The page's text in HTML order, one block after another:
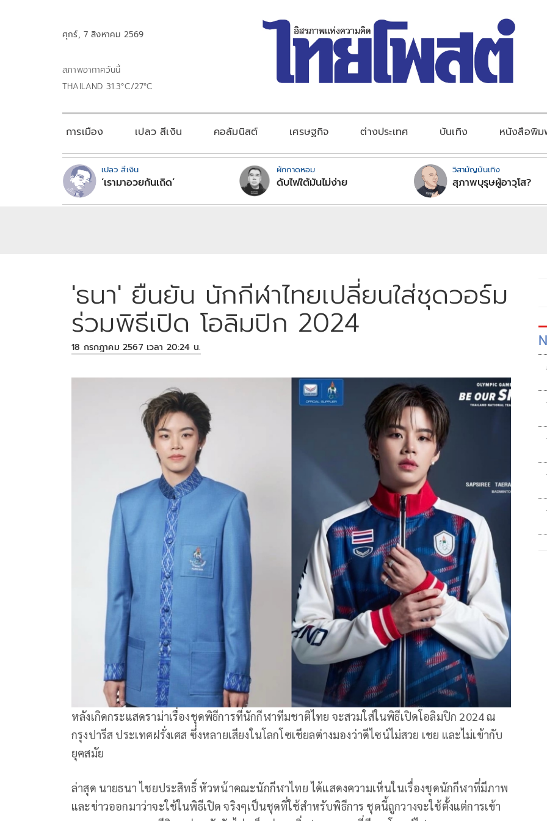
ศุกร์, 7 สิงหาคม 2569
สภาพอากาศวันนี้
THAILAND 31.3°C/27°C
การเมือง เปลว สีเงิน คอลัมนิสต์ เศรษฐกิจ ต่างประเทศ บันเทิง หนังสือพิ
เปลว สีเงิน
‘เรามาอวยกันเถิด’
ผักกาดหอม
ดับไฟใต้มันไม่ง่าย
วิสามัญบันเทิง
สุภาพบุรุษผู้อาวุโส?
'ธนา' ยืนยัน นักกีฬาไทยเปลี่ยนใส่ชุดวอร์ม
ร่วมพิธีเปิด โอลิมปิก 2024
18 กรกฎาคม 2567 เวลา 20:24 น.
หลังเกิดกระแสดราม่าเรื่องชุดพิธีการที่นักกีฬาทีมชาติไทย จะสวมใส่ในพิธีเปิดโอลิมปิก 2024 ณ
กรุงปารีส ประเทศฝรั่งเศส ซึ่งหลายเสียงในโลกโซเชียลต่างมองว่าดีไซน์ไม่สวย เชย และไม่เข้ากับ
ยุคสมัย
ล่าสุด นายธนา ไชยประสิทธิ์ หัวหน้าคณะนักกีฬาไทย ได้แสดงความเห็นในเรื่องชุดนักกีฬาที่มีภาพ
และข่าวออกมาว่าจะใช้ในพิธีเปิด จริงๆเป็นชุดที่ใช้สำหรับพิธีการ ชุดนี้ถูกวางจะใช้ตั้งแต่การเข้า